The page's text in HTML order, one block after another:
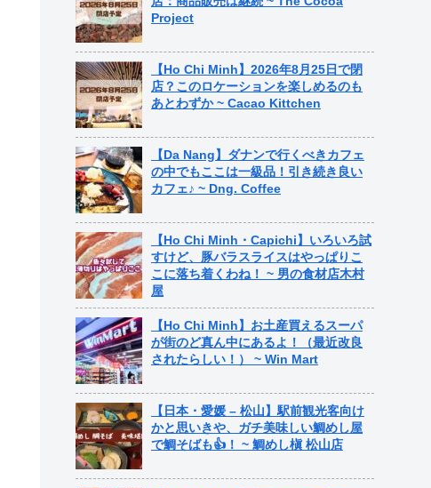
Project
【Ho Chi Minh】2026年8月25日で閉
店？このロケーションを楽しめるのも
あとわずか ~ Cacao Kittchen
【Da Nang】ダナンで行くべきカフェ
の中でもここは一級品！引き続き良い
カフェ♪ ~ Dng. Coffee
【Ho Chi Minh・Capichi】いろいろ試
すけど、豚バラスライスはやっぱりこ
こに落ち着くわね！ ~ 男の食材店木村
屋
【Ho Chi Minh】お土産買えるスーパ
が街のど真ん中にあるよ！（最近改良
されたらしい！） ~ Win Mart
【日本・愛媛 – 松山】駅前観光客向け
かと思いきや、ガチ美味しい鯛めし屋
で鯛そばも👍！ ~ 鯛めし槇 松山店